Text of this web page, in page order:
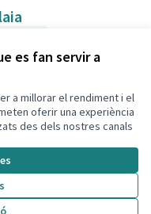
es fan servir a
a millorar el rendiment i el
oferir una experiència
des dels nostres canals
Amb
(Enllaç